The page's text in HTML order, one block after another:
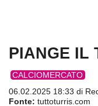
PIANGE IL
CALCIOMERCATO
06.02.2025 18:33 di
Fonte: tuttoturris.com